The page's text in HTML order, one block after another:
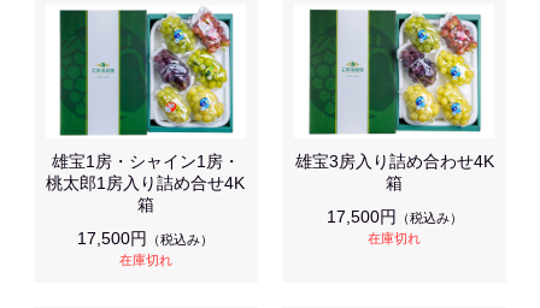
雄宝1房・シャイン1房・
桃太郎1房入り詰め合せ4K
箱
17,500円
（税込み）
在庫切れ
雄宝3房入り詰め合わせ4K
箱
17,500円
（税込み）
在庫切れ